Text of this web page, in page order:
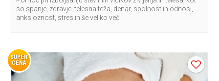
so spanje, zdravje, telesna teža, denar, spolnost in odnosi,
anksioznost, stres in še veliko več.
SUPER
CENA